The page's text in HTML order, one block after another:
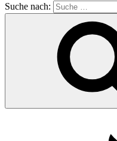
Suche nach: